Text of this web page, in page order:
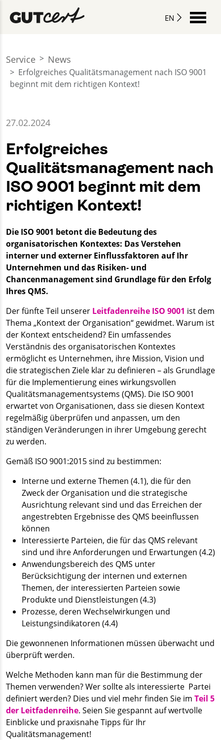
EN
Service News
Erfolgreiches Qualitätsmanagement nach ISO 9001
beginnt mit dem richtigen Kontext!
27.02.2024
Erfolgreiches
Qualitätsmanagement nach
ISO 9001 beginnt mit dem
richtigen Kontext!
Die ISO 9001 betont die Bedeutung des
organisatorischen Kontextes: Das Verstehen
interner und externer Einflussfaktoren auf Ihr
Unternehmen und das Risiken- und
Chancenmanagement sind Grundlage für den Erfolg
Ihres QMS.
Der fünfte Teil unserer Leitfadenreihe ISO 9001 ist dem
Thema „Kontext der Organisation“ gewidmet. Warum ist
der Kontext entscheidend? Ein umfassendes
Verständnis des organisatorischen Kontextes
ermöglicht es Unternehmen, ihre Mission, Vision und
die strategischen Ziele klar zu definieren – als Grundlage
für die Implementierung eines wirkungsvollen
Qualitätsmanagementsystems (QMS). Die ISO 9001
erwartet von Organisationen, dass sie diesen Kontext
regelmäßig überprüfen und anpassen, um den
ständigen Veränderungen in ihrer Umgebung gerecht
zu werden.
Gemäß ISO 9001:2015 sind zu bestimmen:
Interne und externe Themen (4.1), die für den
Zweck der Organisation und die strategische
Ausrichtung relevant sind und das Erreichen der
angestrebten Ergebnisse des QMS beeinflussen
können
Interessierte Parteien, die für das QMS relevant
sind und ihre Anforderungen und Erwartungen (4.2)
Anwendungsbereich des QMS unter
Berücksichtigung der internen und externen
Themen, der interessierten Parteien sowie
Produkte und Dienstleistungen (4.3)
Prozesse, deren Wechselwirkungen und
Leistungsindikatoren (4.4)
Die gewonnenen Informationen müssen überwacht und
überprüft werden.
Welche Methoden kann man für die Bestimmung der
Themen verwenden? Wer sollte als interessierte Partei
definiert werden? Dies und viel mehr finden Sie im Teil 5
der Leitfadenreihe. Seien Sie gespannt auf wertvolle
Einblicke und praxisnahe Tipps für Ihr
Qualitätsmanagement!